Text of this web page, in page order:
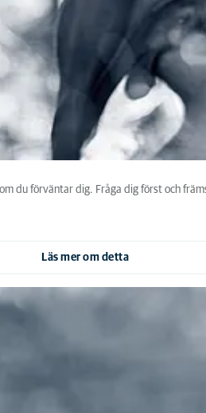
du förväntar dig. Fråga dig först och
Läs mer om detta